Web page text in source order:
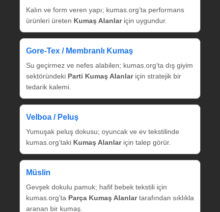
Kalın ve form veren yapı; kumas.org’ta performans
ürünleri üreten Kumaş Alanlariçin uygundur.
Gore‑Tex / Membranlı Kumaş
Su geçirmez ve nefes alabilen; kumas.org’ta dış giyim
sektöründeki Parti Kumaş Alanlariçin stratejik bir
tedarik kalemi.
Velboa / Peluş
Yumuşak peluş dokusu; oyuncak ve ev tekstilinde
kumas.org’taki Kumaş Alanlariçin talep görür.
Müslin
Gevşek dokulu pamuk; hafif bebek tekstili için
kumas.org’ta Parça Kumaş Alanlartarafından sıklıkla
aranan bir kumaş.